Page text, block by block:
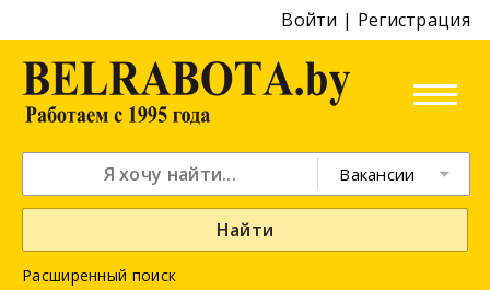
Войти | Регистрация
Вакансии
Найти
Расширенный поиск